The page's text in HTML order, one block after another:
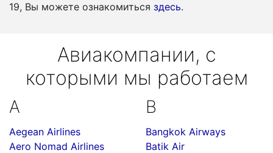
19, Вы можете ознакомиться здесь.
Авиакомпании, с
которыми мы работаем
A
Aegean Airlines
Aero Nomad Airlines
B
Bangkok Airways
Batik Air